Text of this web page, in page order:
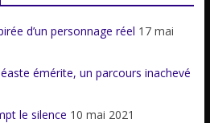
d’un personnage réel 17 mai
émérite, un parcours inachevé
le silence 10 mai 2021